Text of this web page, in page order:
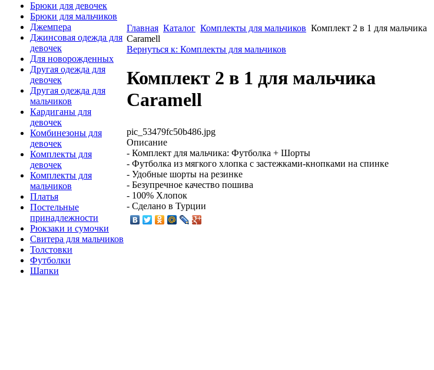
Брюки для девочек
Брюки для мальчиков
Джемпера
Джинсовая одежда для
девочек
Для новорожденных
Другая одежда для
девочек
Другая одежда для
мальчиков
Кардиганы для
девочек
Комбинезоны для
девочек
Комплекты для
девочек
Комплекты для
мальчиков
Платья
Постельные
принадлежности
Рюкзаки и сумочки
Свитера для мальчиков
Толстовки
Футболки
Шапки
Главная Каталог Комплекты для мальчиков Комплект 2 в 1 для мальчика
Caramell
Вернуться к: Комплекты для мальчиков
Комплект 2 в 1 для мальчика
Caramell
pic_53479fc50b486.jpg
Описание
- Комплект для мальчика: Футболка + Шорты
- Футболка из мягкого хлопка с застежками-кнопками на спинке
- Удобные шорты на резинке
- Безупречное качество пошива
- 100% Хлопок
- Сделано в Турции